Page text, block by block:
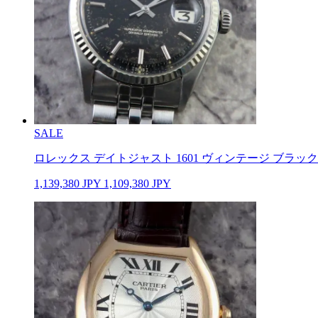
SALE
ロレックス デイトジャスト 1601 ヴィンテージ ブラッ
1,139,380 JPY 1,109,380 JPY